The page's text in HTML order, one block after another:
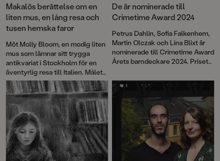
Makalös berättelse om en
liten mus, en lång resa och
tusen hemska faror
Möt Molly Bloom, en modig liten
mus som lämnar sitt trygga
antikvariat i Stockholm för en
äventyrlig resa till Italien. Målet?
Att återförenas med sin förlorade
vän, Anna Karenina. Med
fantastiska illustrationer och
oförglömliga karaktärer berättar
Martin Olczak och Anna Sandler
en säregen historia där den
minsta av hjältar övervinner de
största av hinder för att finna sin
vän.
De är nominerade till
Crimetime Award 2024
Petrus Dahlin, Sofia Falkenhem,
Martin Olczak och Lina Blixt är
nominerade till Crimetime Award
Årets barndeckare 2024. Priset
barnboksförfattare som skriver
deckare eller spänning för barn
6–12 år. Nu kan du vara med och
rösta!